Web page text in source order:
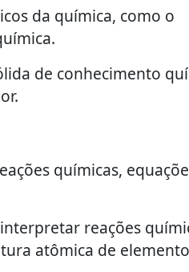
da química, como o
de conhecimento
químicas,
reações
atômica de